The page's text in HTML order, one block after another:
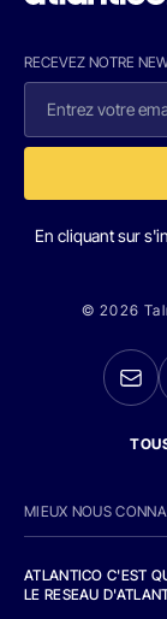
RECEVEZ NOTRE
En cliquant sur
© 2026
MIEUX NOUS
ATLANTICO C'EST
LE RESEAU